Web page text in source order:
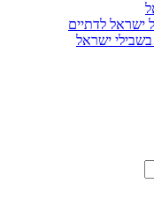
ישראל לדתיים
ישראל